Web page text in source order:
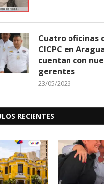
Cuatro oficinas
CICPC en Aragua
cuentan con
gerentes
23/05/2023
RECIENTES